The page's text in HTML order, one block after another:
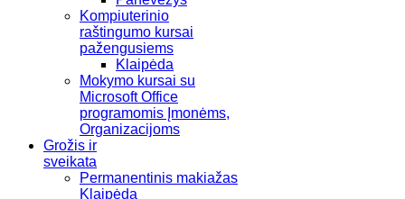
Kompiuterinio
raštingumo kursai
pažengusiems
Klaipėda
Mokymo kursai su
Microsoft Office
programomis Įmonėms,
Organizacijoms
Grožis ir
sveikata
Permanentinis makiažas
Klaipėda